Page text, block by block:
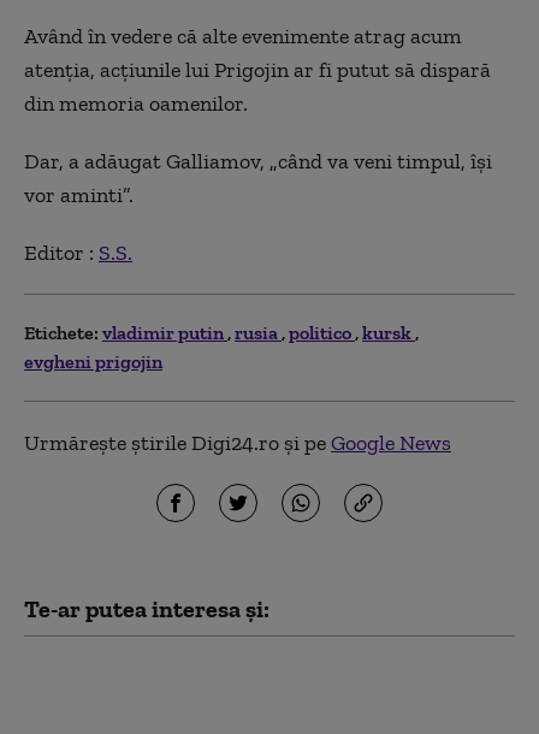
Având în vedere că alte evenimente atrag acum
atenția, acțiunile lui Prigojin ar fi putut să dispară
din memoria oamenilor.
Dar, a adăugat Galliamov, „când va veni timpul, își
vor aminti”.
Editor : S.S.
Etichete: vladimir putin rusia politico kursk
evgheni prigojin
Urmărește știrile Digi24.ro și peGoogle News
Te-ar putea interesa și: